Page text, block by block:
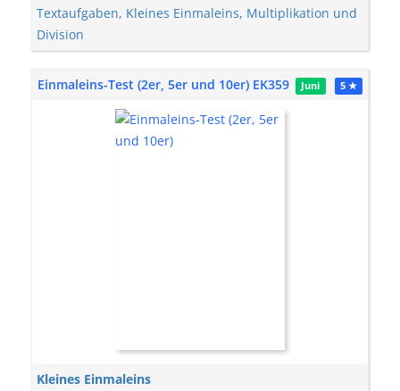
Textaufgaben, Kleines Einmaleins, Multiplikation und
Division
Einmaleins-Test (2er, 5er und 10er) EK359 Juni 5 ★
Kleines Einmaleins